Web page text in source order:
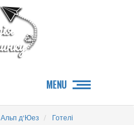
MENU
Альп д'Юез
Готелі